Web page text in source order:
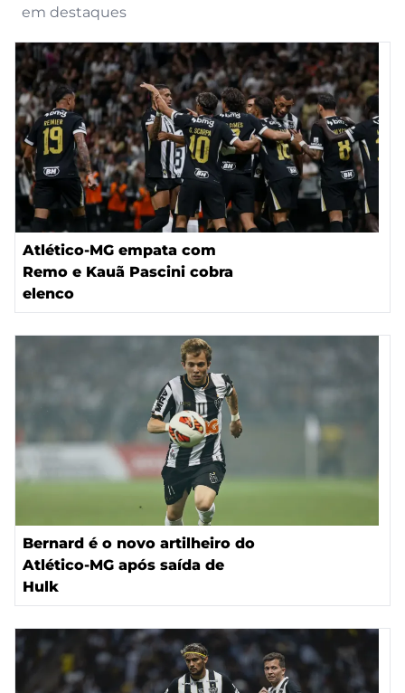
em destaques
Atlético-MG empata com
Remo e Kauã Pascini cobra
elenco
Bernard é o novo artilheiro do
Atlético-MG após saída de
Hulk